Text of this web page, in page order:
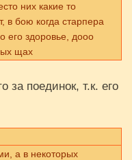
них какие то
в бою когда старпера
его здоровье, дооо
щах
за поединок, т.к. его
а в некоторых